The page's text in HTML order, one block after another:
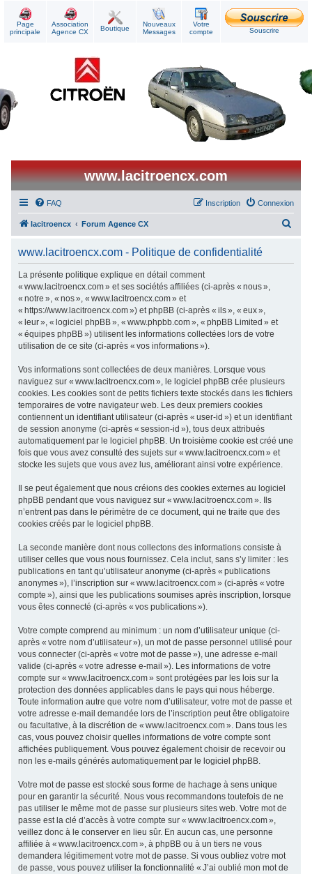
Page
principale
Association
Agence CX
Boutique
Nouveaux
Messages
Votre
compte
Souscrire
www.lacitroencx.com
FAQ Connexion
Inscription
lacitroencx Forum Agence CX
www.lacitroencx.com - Politique de confidentialité
La présente politique explique en détail comment
« www.lacitroencx.com » et ses sociétés affiliées (ci-après « nous »,
« notre », « nos », « www.lacitroencx.com » et
« https://www.lacitroencx.com ») et phpBB (ci-après « ils », « eux »,
« leur », « logiciel phpBB », « www.phpbb.com », « phpBB Limited » et
« équipes phpBB ») utilisent les informations collectées lors de votre
utilisation de ce site (ci-après « vos informations »).
Vos informations sont collectées de deux manières. Lorsque vous
naviguez sur « www.lacitroencx.com », le logiciel phpBB crée plusieurs
cookies. Les cookies sont de petits fichiers texte stockés dans les fichiers
temporaires de votre navigateur web. Les deux premiers cookies
contiennent un identifiant utilisateur (ci-après « user-id ») et un identifiant
de session anonyme (ci-après « session-id »), tous deux attribués
automatiquement par le logiciel phpBB. Un troisième cookie est créé une
fois que vous avez consulté des sujets sur « www.lacitroencx.com » et
stocke les sujets que vous avez lus, améliorant ainsi votre expérience.
Il se peut également que nous créions des cookies externes au logiciel
phpBB pendant que vous naviguez sur « www.lacitroencx.com ». Ils
n’entrent pas dans le périmètre de ce document, qui ne traite que des
cookies créés par le logiciel phpBB.
La seconde manière dont nous collectons des informations consiste à
utiliser celles que vous nous fournissez. Cela inclut, sans s’y limiter : les
publications en tant qu’utilisateur anonyme (ci-après « publications
anonymes »), l’inscription sur « www.lacitroencx.com » (ci-après « votre
compte »), ainsi que les publications soumises après inscription, lorsque
vous êtes connecté (ci-après « vos publications »).
Votre compte comprend au minimum : un nom d’utilisateur unique (ci-
après « votre nom d’utilisateur »), un mot de passe personnel utilisé pour
vous connecter (ci-après « votre mot de passe »), une adresse e-mail
valide (ci-après « votre adresse e-mail »). Les informations de votre
compte sur « www.lacitroencx.com » sont protégées par les lois sur la
protection des données applicables dans le pays qui nous héberge.
Toute information autre que votre nom d’utilisateur, votre mot de passe et
votre adresse e-mail demandée lors de l’inscription peut être obligatoire
ou facultative, à la discrétion de « www.lacitroencx.com ». Dans tous les
cas, vous pouvez choisir quelles informations de votre compte sont
affichées publiquement. Vous pouvez également choisir de recevoir ou
non les e-mails générés automatiquement par le logiciel phpBB.
Votre mot de passe est stocké sous forme de hachage à sens unique
pour en garantir la sécurité. Nous vous recommandons toutefois de ne
pas utiliser le même mot de passe sur plusieurs sites web. Votre mot de
passe est la clé d’accès à votre compte sur « www.lacitroencx.com »,
veillez donc à le conserver en lieu sûr. En aucun cas, une personne
affiliée à « www.lacitroencx.com », à phpBB ou à un tiers ne vous
demandera légitimement votre mot de passe. Si vous oubliez votre mot
de passe, vous pouvez utiliser la fonctionnalité « J’ai oublié mon mot de